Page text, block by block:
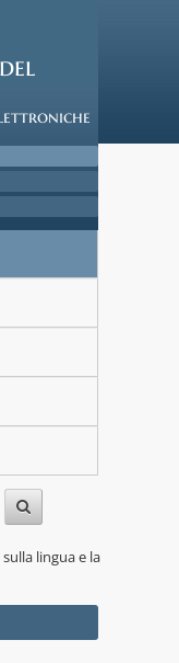
lingua e la